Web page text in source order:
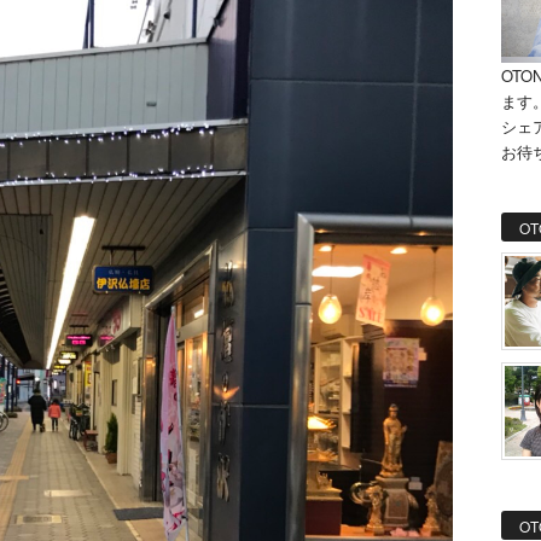
ます
シェ
お待